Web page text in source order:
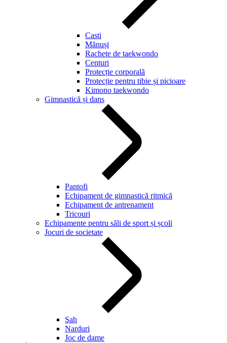
Casti
Mănuși
Rachete de taekwondo
Centuri
Protecție corporală
Protecție pentru tibie și picioare
Kimono taekwondo
Gimnastică și dans
Pantofi
Echipament de gimnastică ritmică
Echipament de antrenament
Tricouri
Echipamente pentru săli de sport și școli
Jocuri de societate
Şah
Narduri
Joc de dame